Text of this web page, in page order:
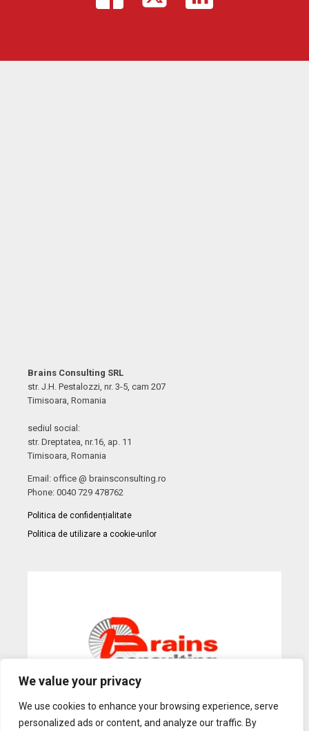
We value your privacy
We use cookies to enhance your browsing experience, serve
personalized ads or content, and analyze our traffic. By
Brains Consulting SRL
str. J.H. Pestalozzi, nr. 3-5, cam 207
Timisoara, Romania
sediul social:
str. Dreptatea, nr.16, ap. 11
Timisoara, Romania
Email: office @ brainsconsulting.ro
Phone: 0040 729 478762
Politica de confidențialitate
Politica de utilizare a cookie-urilor